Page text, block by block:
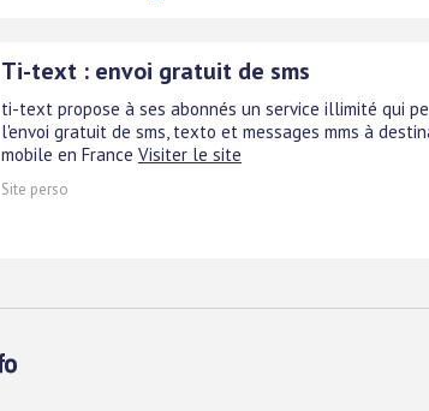
Ti-text : envoi gratuit de sms
ti-text propose à ses abonnés un service illimité qui
l'envoi gratuit de sms, texto et messages mms à
mobile en France Visiter le site
Site perso